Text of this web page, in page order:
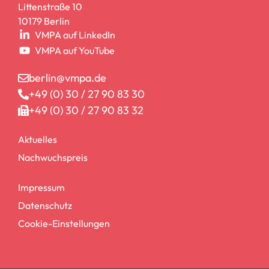
Littenstraße 10
10179 Berlin
VMPA auf LinkedIn
VMPA auf YouTube
berlin@vmpa.de
+49 (0) 30 / 27 90 83 30
+49 (0) 30 / 27 90 83 32
Aktuelles
Nachwuchspreis
Impressum
Datenschutz
Cookie-Einstellungen